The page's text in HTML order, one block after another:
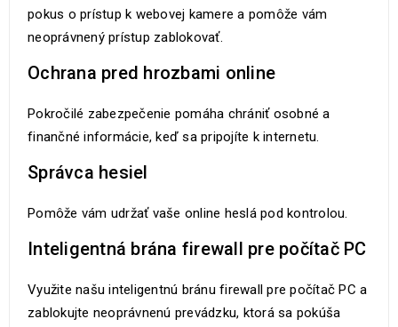
pokus o prístup k webovej kamere a pomôže vám
neoprávnený prístup zablokovať.
Ochrana pred hrozbami online
Pokročilé zabezpečenie pomáha chrániť osobné a
finančné informácie, keď sa pripojíte k internetu.
Správca hesiel
Pomôže vám udržať vaše online heslá pod kontrolou.
Inteligentná brána firewall pre počítač PC
Využite našu inteligentnú bránu firewall pre počítač PC a
zablokujte neoprávnenú prevádzku, ktorá sa pokúša